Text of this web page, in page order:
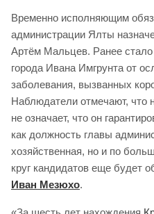
Временно исполняющим
администрации Ялты
Артём Мальцев. Ранее стало
города Ивана Имгрунта от
заболевания, вызванных
Наблюдатели отмечают, что
не означает, что он
как должность главы
хозяйственная, но и по
круг кандидатов еще будет
Иван Мезюхо.